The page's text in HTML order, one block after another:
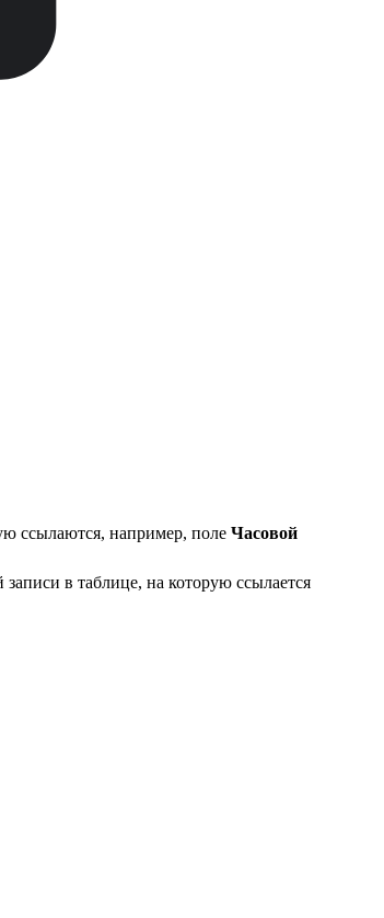
ссылаются, например, поле Часовой
в таблице, на которую ссылается